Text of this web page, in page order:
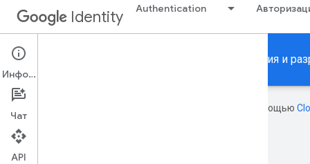
Identity Authentication
Разрешить пользователям входить в приложения и
Эта страница переведена с помощью
Информация
Чат
API